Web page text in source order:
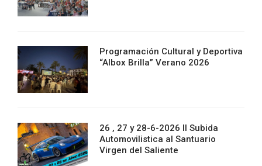
Programación Cultural y Deportiva
“Albox Brilla” Verano 2026
26 , 27 y 28-6-2026 II Subida
Automovilistica al Santuario
Virgen del Saliente